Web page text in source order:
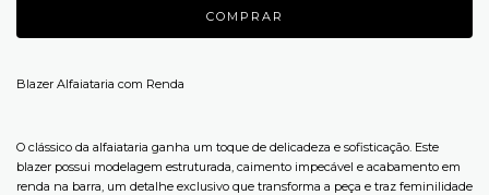
Blazer Alfaiataria com Renda
O clássico da alfaiataria ganha um toque de delicadeza e sofisticação. Este
blazer possui modelagem estruturada, caimento impecável e acabamento em
renda na barra, um detalhe exclusivo que transforma a peça e traz feminilidade